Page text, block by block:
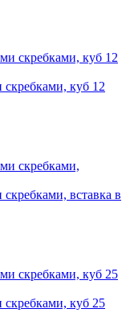
куб 12
вставка в
куб 25